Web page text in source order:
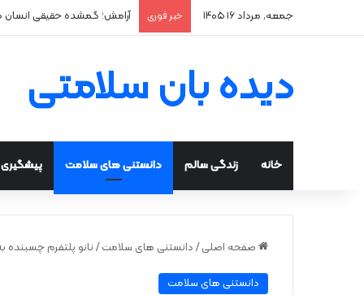
جمعه, مرداد ۱۶ ۱۴۰۵ خبر فوری آرامش؛ گمشده حقیقی انسان
دیده بان سلامتی
خانه زندگی سالم دانستنی های سلامت
صفحه اصلی / دانستنی های سلامت / نانو پلتفرم چسبنده
دانستنی های سلامت